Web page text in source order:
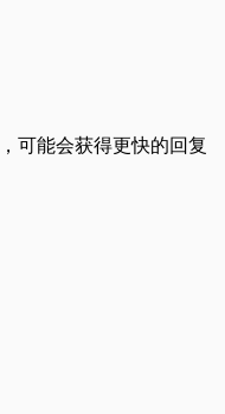
，可能会获得更快的回复